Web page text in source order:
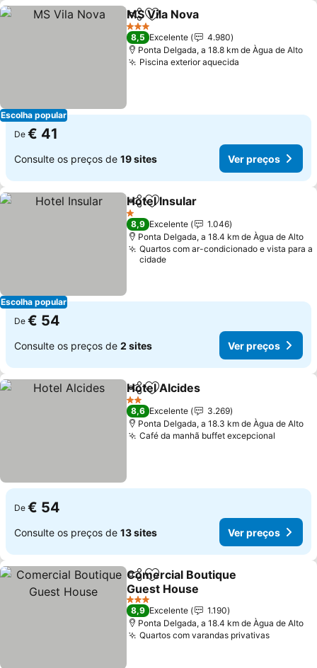
Escolha popular
PartilharAdicionar aos favoritos
MS Vila Nova
3 Estrelas
8,5 Excelente
4.980
Ponta Delgada, a 18.8 km de Àgua de Alto
Piscina exterior aquecida
De € 41
Consulte os preços de 19 sites Ver preços
Escolha popular
PartilharAdicionar aos favoritos
Hotel Insular
1 Estrelas
8,9 Excelente
1.046
Ponta Delgada, a 18.4 km de Àgua de Alto
Quartos com ar-condicionado e vista para a
cidade
De € 54
Consulte os preços de 2 sites Ver preços
PartilharAdicionar aos favoritos
Hotel Alcides
2 Estrelas
8,6 Excelente
3.269
Ponta Delgada, a 18.3 km de Àgua de Alto
Café da manhã buffet excepcional
De € 54
Consulte os preços de 13 sites Ver preços
PartilharAdicionar aos favoritos
Comercial Boutique
Guest House
3 Estrelas
8,9 Excelente
1.190
Ponta Delgada, a 18.4 km de Àgua de Alto
Quartos com varandas privativas